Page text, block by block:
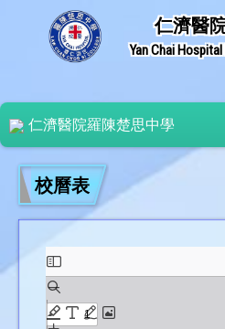
仁濟醫
Yan Chai
仁濟醫院羅陳楚思中學
校曆表